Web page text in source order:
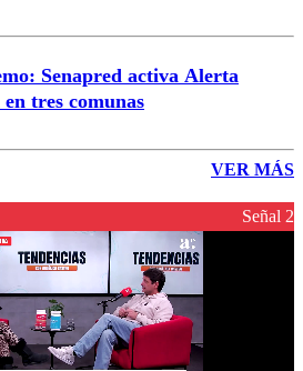
Senapred activa Alerta
tres comunas
VER MÁS
Señal 2